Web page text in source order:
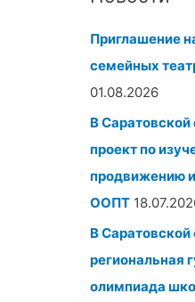
с
к
:
Приглашение
семейных
01.08.2026
В Саратовской
проект по
продвижению
ООПТ
В Саратовской
региональная
олимпиада
ы
к
и